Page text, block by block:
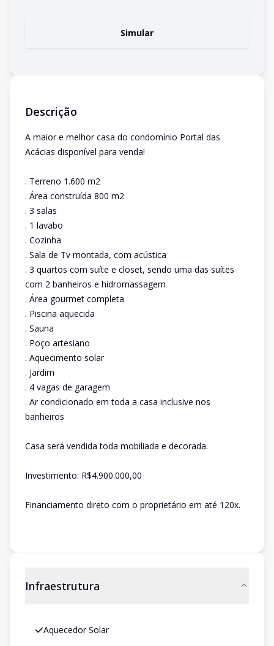
Simular
Descrição
A maior e melhor casa do condomínio Portal das
Acácias disponível para venda!
. Terreno 1.600 m2
. Área construída 800 m2
. 3 salas
. 1 lavabo
. Cozinha
. Sala de Tv montada, com acústica
. 3 quartos com suíte e closet, sendo uma das suítes
com 2 banheiros e hidromassagem
. Área gourmet completa
. Piscina aquecida
. Sauna
. Poço artesiano
. Aquecimento solar
. Jardim
. 4 vagas de garagem
. Ar condicionado em toda a casa inclusive nos
banheiros
Casa será vendida toda mobiliada e decorada.
Investimento: R$4.900.000,00
Financiamento direto com o proprietário em até 120x.
Infraestrutura
Aquecedor Solar